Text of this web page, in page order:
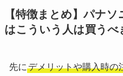
【特徴まとめ】パナ
はこういう人は買うべ
先にデメリットや購入時の